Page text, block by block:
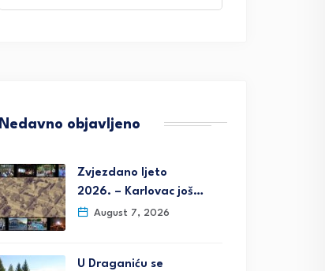
Nedavno objavljeno
Zvjezdano ljeto
2026. – Karlovac još…
August 7, 2026
U Draganiću se